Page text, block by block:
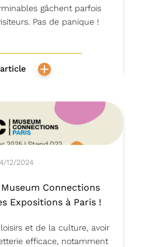
gâchent parfois
Pas de panique !
12/2024
Connections
Expositions à Paris !
et de la culture, avoir
efficace, notamment